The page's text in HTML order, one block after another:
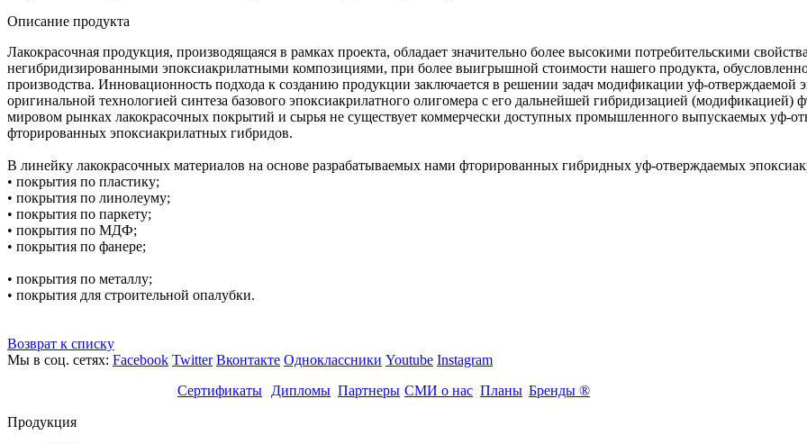
Описание продукта
Лакокрасочная продукция, производящаяся в рамках проекта, обладает значительно более высокими потребительскими
негибридизированными эпоксиакрилатными композициями, при более выигрышной стоимости нашего продукта,
производства. Инновационность подхода к созданию продукции заключается в решении задач модификации уф-отверждаемой
оригинальной технологией синтеза базового эпоксиакрилатного олигомера с его дальнейшей гибридизацией
мировом рынках лакокрасочных покрытий и сырья не существует коммерчески доступных промышленного выпускаемых уф-
фторированных эпоксиакрилатных гибридов.
В линейку лакокрасочных материалов на основе разрабатываемых нами фторированных гибридных уф-отверждаемых
• покрытия по пластику;
• покрытия по линолеуму;
• покрытия по паркету;
• покрытия по МДФ;
• покрытия по фанере;
• покрытия по металлу;
• покрытия для строительной опалубки.
Возврат к списку
Мы в соц. сетях: Facebook Twitter Вконтакте Одноклассники Youtube Instagram
Сертификаты
Дипломы Партнеры СМИ о нас Планы Бренды ®
Продукция